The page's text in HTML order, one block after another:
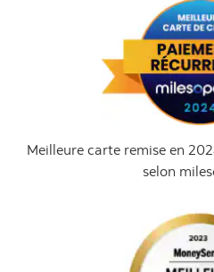
Meilleure carte remise en
selon